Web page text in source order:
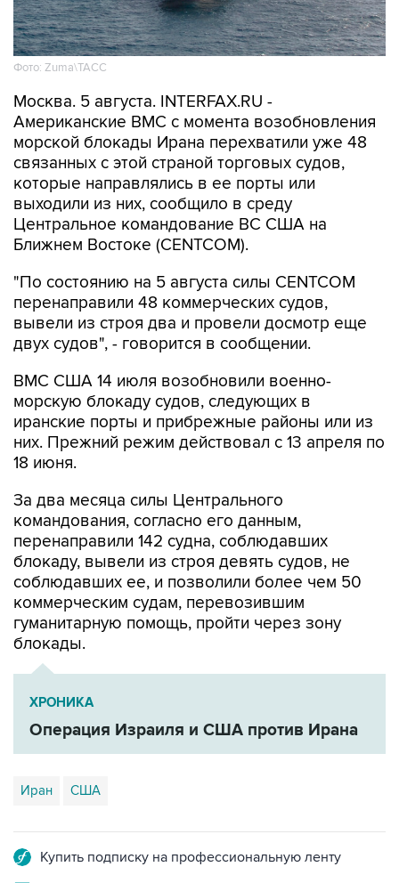
Фото: Zuma\ТАСС
Москва. 5 августа. INTERFAX.RU -
Американские ВМС с момента возобновления
морской блокады Ирана перехватили уже 48
связанных с этой страной торговых судов,
которые направлялись в ее порты или
выходили из них, сообщило в среду
Центральное командование ВС США на
Ближнем Востоке (CENTCOM).
"По состоянию на 5 августа силы CENTCOM
перенаправили 48 коммерческих судов,
вывели из строя два и провели досмотр еще
двух судов", - говорится в сообщении.
ВМС США 14 июля возобновили военно-
морскую блокаду судов, следующих в
иранские порты и прибрежные районы или из
них. Прежний режим действовал с 13 апреля по
18 июня.
За два месяца силы Центрального
командования, согласно его данным,
перенаправили 142 судна, соблюдавших
блокаду, вывели из строя девять судов, не
соблюдавших ее, и позволили более чем 50
коммерческим судам, перевозившим
гуманитарную помощь, пройти через зону
блокады.
ХРОНИКА
Операция Израиля и США против Ирана
Иран США
Купить подписку на профессиональную ленту